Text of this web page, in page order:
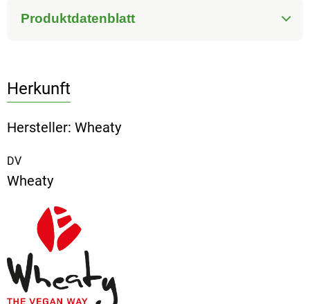
Produktdatenblatt
Herkunft
Hersteller: Wheaty
DV
Wheaty